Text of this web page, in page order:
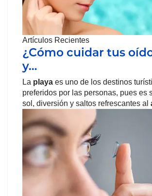
Artículos Recientes
¿Cómo cuidar tus
y…
La playa es uno de los destinos
preferidos por las personas, pues es
sol, diversión y saltos refrescantes al